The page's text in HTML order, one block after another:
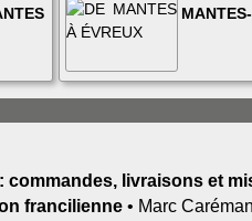
commandes, livraisons et
francilienne • Marc